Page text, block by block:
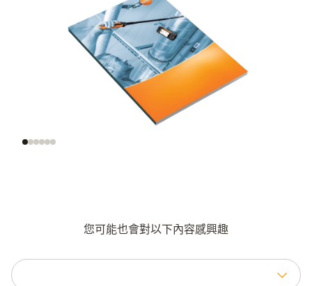
正確地測量風速
您可能也會對以下內容感興趣